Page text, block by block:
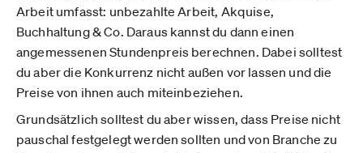
Arbeit umfasst: unbezahlte Arbeit, Akquise,
Buchhaltung & Co. Daraus kannst du dann einen
angemessenen Stundenpreis berechnen. Dabei solltest
du aber die Konkurrenz nicht außen vor lassen und die
Preise von ihnen auch miteinbeziehen.
Grundsätzlich solltest du aber wissen, dass Preise nicht
pauschal festgelegt werden sollten und von Branche zu